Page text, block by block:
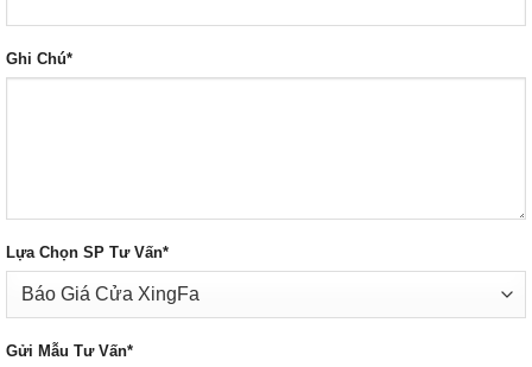
Ghi Chú*
Lựa Chọn SP Tư Vấn*
Gửi Mẫu Tư Vấn*